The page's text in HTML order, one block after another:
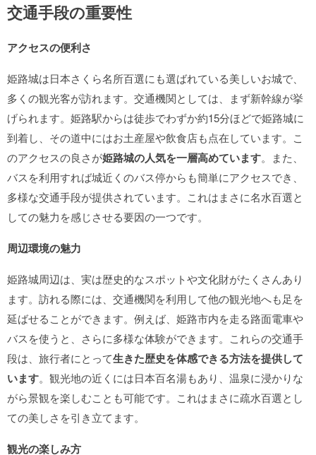
交通手段の重要性
アクセスの便利さ
姫路城は日本さくら名所百選にも選ばれている美しいお城で、
多くの観光客が訪れます。交通機関としては、まず新幹線が挙
げられます。姫路駅からは徒歩でわずか約15分ほどで姫路城に
到着し、その道中にはお土産屋や飲食店も点在しています。こ
のアクセスの良さが姫路城の人気を一層高めています。また、
バスを利用すれば城近くのバス停からも簡単にアクセスでき、
多様な交通手段が提供されています。これはまさに名水百選と
しての魅力を感じさせる要因の一つです。
周辺環境の魅力
姫路城周辺は、実は歴史的なスポットや文化財がたくさんあり
ます。訪れる際には、交通機関を利用して他の観光地へも足を
延ばせることができます。例えば、姫路市内を走る路面電車や
バスを使うと、さらに多様な体験ができます。これらの交通手
段は、旅行者にとって生きた歴史を体感できる方法を提供して
います。観光地の近くには日本百名湯もあり、温泉に浸かりな
がら景観を楽しむことも可能です。これはまさに疏水百選とし
ての美しさを引き立てます。
観光の楽しみ方